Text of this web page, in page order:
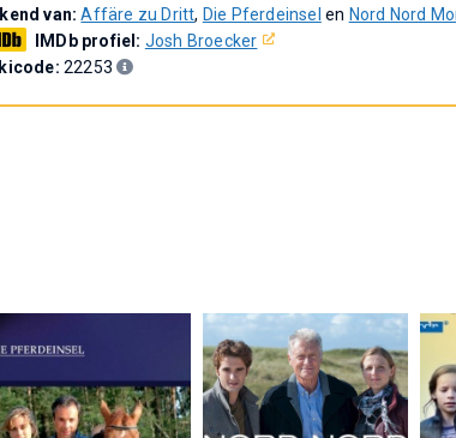
van:Affäre zu Dritt, Die Pferdeinsel en Nord Nord
IMDb profiel: Josh Broecker
22253